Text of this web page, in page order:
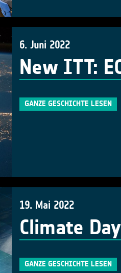
6. Juni 2022
New ITT:
GANZE GESCHICHTE LESEN
19. Mai 2022
Climate
GANZE GESCHICHTE LESEN